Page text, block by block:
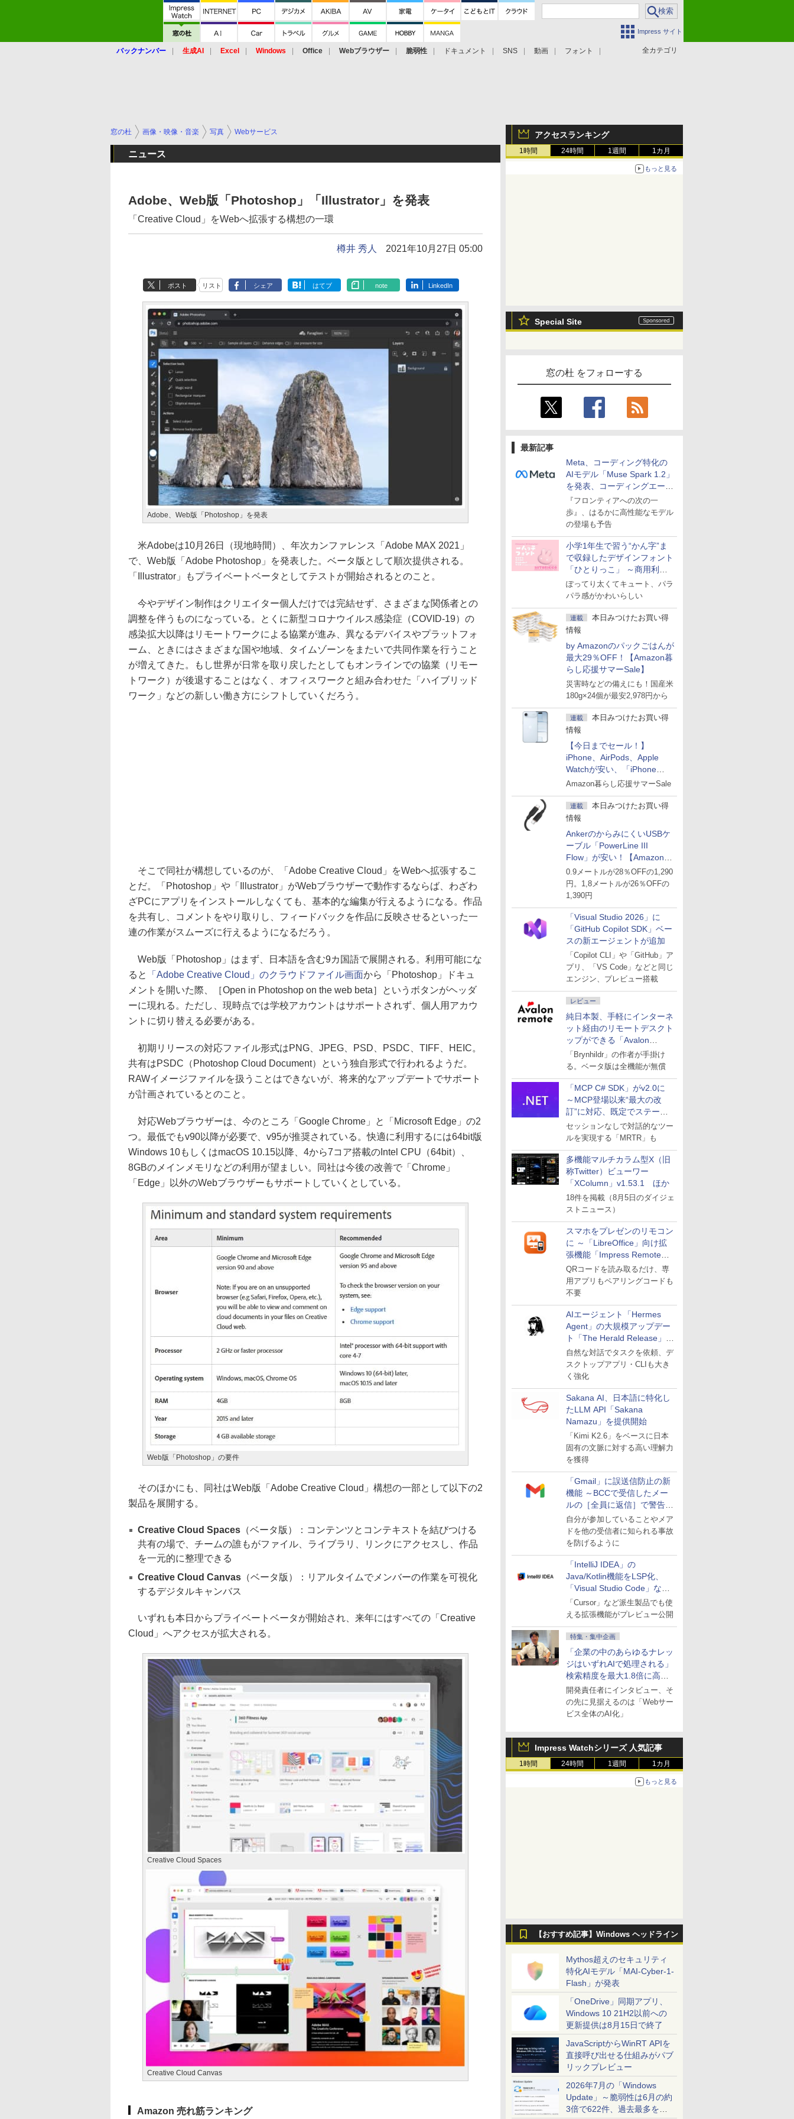
Impress サイト
全カテゴリ
バックナンバー 生成AI Excel Windows Office Webブラウザー 脆弱性 ドキュメント SNS 動画 フォント
アクセスランキング
1時間 24時間 1週間 1カ月
もっと見る
Special Site
窓の杜 をフォローする
最新記事
Meta、コーディング特化の
AIモデル「Muse Spark 1.2」
を発表、コーディングエージ
ェント「Muse Code」も
『フロンティアへの次の一
歩』、はるかに高性能なモデル
の登場も予告
小学1年生で習う“かん字”ま
で収録したデザインフォント
「ひとりっこ」 ～商用利用
OK
ぽってり太くてキュート、パラ
パラ感がかわいらしい
連載
本日みつけたお買い得
情報
by Amazonのパックごはんが
最大29％OFF！【Amazon暮
らし応援サマーSale】
災害時などの備えにも！国産米
180g×24個が最安2,978円から
連載
本日みつけたお買い得
情報
【今日までセール！】
iPhone、AirPods、Apple
Watchが安い、「iPhone
Air」256GB版が139,800円な
Amazon暮らし応援サマーSale
連載
本日みつけたお買い得
情報
AnkerのからみにくいUSBケ
ーブル「PowerLine III
Flow」が安い！【Amazon暮
らし応援サマーSale】
0.9メートルが28％OFFの1,290
円。1,8メートルが26％OFFの
1,390円
「Visual Studio 2026」に
「GitHub Copilot SDK」ベー
スの新エージェントが追加
「Copilot CLI」や「GitHub」ア
プリ、「VS Code」などと同じ
エンジン、プレビュー搭載
レビュー
純日本製、手軽にインターネ
ット経由のリモートデスクト
ップができる「Avalon
remote」
「Brynhildr」の作者が手掛け
る。ベータ版は全機能が無償
「MCP C# SDK」がv2.0に
～MCP登場以来“最大の改
訂”に対応、既定でステート
レスへ
セッションなしで対話的なツー
ルを実現する「MRTR」も
多機能マルチカラム型X（旧
称Twitter）ビューワー
「XColumn」v1.53.1 ほか
18件を掲載（8月5日のダイジェ
ストニュース）
スマホをプレゼンのリモコン
に ～「LibreOffice」向け拡
張機能「Impress Remote」
が公開
QRコードを読み取るだけ、専
用アプリもペアリングコードも
不要
AIエージェント「Hermes
Agent」の大規模アップデー
ト「The Herald Release」が
公開
自然な対話でタスクを依頼、デ
スクトップアプリ・CLIも大き
く強化
Sakana AI、日本語に特化し
たLLM API「Sakana
Namazu」を提供開始
「Kimi K2.6」をベースに日本
固有の文脈に対する高い理解力
を獲得
「Gmail」に誤送信防止の新
機能 ～BCCで受信したメー
ルの［全員に返信］で警告を
表示
自分が参加していることやメア
ドを他の受信者に知られる事故
を防げるように
「IntelliJ IDEA」の
Java/Kotlin機能をLSP化、
「Visual Studio Code」など
にも開放
「Cursor」など派生製品でも使
える拡張機能がプレビュー公開
特集・集中企画
「企業の中のあらゆるナレッ
ジはいずれAIで処理される」
検索精度を最大1.8倍に高め
た「GMO AI RAG」は無償の
OSS版で「1社1RAG」を目
指す
開発責任者にインタビュー、そ
の先に見据えるのは「Webサー
ビス全体のAI化」
Impress Watchシリーズ 人気記事
1時間 24時間 1週間 1カ月
もっと見る
【おすすめ記事】Windows ヘッドライン
Mythos超えのセキュリティ
特化AIモデル「MAI-Cyber-1-
Flash」が発表
「OneDrive」同期アプリ、
Windows 10 21H2以前への
更新提供は8月15日で終了
JavaScriptからWinRT APIを
直接呼び出せる仕組みがパブ
リックプレビュー
2026年7月の「Windows
Update」～脆弱性は6月の約
3倍で622件、過去最多を大
窓の杜 画像・映像・音楽 写真 Webサービス
ニュース
Adobe、Web版「Photoshop」「Illustrator」を発表
「Creative Cloud」をWebへ拡張する構想の一環
樽井 秀人 2021年10月27日 05:00
ポスト リスト シェア はてブ note LinkedIn
Adobe、Web版「Photoshop」を発表
米Adobeは10月26日（現地時間）、年次カンファレンス「Adobe MAX 2021」
で、Web版「Adobe Photoshop」を発表した。ベータ版として順次提供される。
「Illustrator」もプライベートベータとしてテストが開始されるとのこと。
今やデザイン制作はクリエイター個人だけでは完結せず、さまざまな関係者との
調整を伴うものになっている。とくに新型コロナウイルス感染症（COVID-19）の
感染拡大以降はリモートワークによる協業が進み、異なるデバイスやプラットフォ
ーム、ときにはさまざまな国や地域、タイムゾーンをまたいで共同作業を行うこと
が増えてきた。もし世界が日常を取り戻したとしてもオンラインでの協業（リモー
トワーク）が後退することはなく、オフィスワークと組み合わせた「ハイブリッド
ワーク」などの新しい働き方にシフトしていくだろう。
そこで同社が構想しているのが、「Adobe Creative Cloud」をWebへ拡張するこ
とだ。「Photoshop」や「Illustrator」がWebブラウザーで動作するならば、わざわ
ざPCにアプリをインストールしなくても、基本的な編集が行えるようになる。作品
を共有し、コメントをやり取りし、フィードバックを作品に反映させるといった一
連の作業がスムーズに行えるようになるだろう。
Web版「Photoshop」はまず、日本語を含む9カ国語で展開される。利用可能にな
ると
「Adobe Creative Cloud」のクラウドファイル画面から「Photoshop」ドキュ
メントを開いた際、［Open in Photoshop on the web beta］というボタンがヘッダ
ーに現れる。ただし、現時点では学校アカウントはサポートされず、個人用アカウ
ントに切り替える必要がある。
初期リリースの対応ファイル形式はPNG、JPEG、PSD、PSDC、TIFF、HEIC。
共有はPSDC（Photoshop Cloud Document）という独自形式で行われるようだ。
RAWイメージファイルを扱うことはできないが、将来的なアップデートでサポート
が計画されているとのこと。
対応Webブラウザーは、今のところ「Google Chrome」と「Microsoft Edge」の2
つ。最低でもv90以降が必要で、v95が推奨されている。快適に利用するには64bit版
Windows 10もしくはmacOS 10.15以降、4から7コア搭載のIntel CPU（64bit）、
8GBのメインメモリなどの利用が望ましい。同社は今後の改善で「Chrome」
「Edge」以外のWebブラウザーもサポートしていくとしている。
Web版「Photoshop」の要件
そのほかにも、同社はWeb版「Adobe Creative Cloud」構想の一部として以下の2
製品を展開する。
Creative Cloud Spaces （ベータ版）：コンテンツとコンテキストを結びつける
共有の場で、チームの誰もがファイル、ライブラリ、リンクにアクセスし、作品
を一元的に整理できる
Creative Cloud Canvas （ベータ版）：リアルタイムでメンバーの作業を可視化
するデジタルキャンバス
いずれも本日からプライベートベータが開始され、来年にはすべての「Creative
Cloud」へアクセスが拡大される。
Creative Cloud Spaces
Creative Cloud Canvas
Amazon 売れ筋ランキング